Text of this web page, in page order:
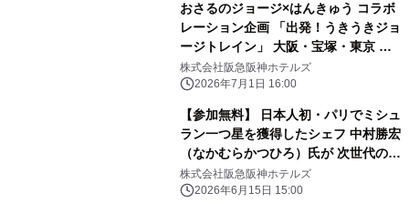
おさるのジョージ×はんきゅう コラボ
レーション企画 「出発！うきうきジョ
ージトレイン」 大阪・宝塚・東京 新
橋のホテルで 「おさるのジョージ×阪
急電車」コラボフードを 販売します
株式会社阪急阪神ホテルズ
2026年7月1日 16:00
【参加無料】 日本人初・パリでミシュ
ラン一つ星を獲得したシェフ 中村勝宏
（なかむらかつひろ）氏が 次世代の料
理人へ伝える開業25周年記念講演会
「食品ロス削減 私たちの責務」を開催
株式会社阪急阪神ホテルズ
2026年6月15日 15:00